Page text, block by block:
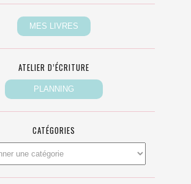
ATELIER D’ÉCRITURE
CATÉGORIES